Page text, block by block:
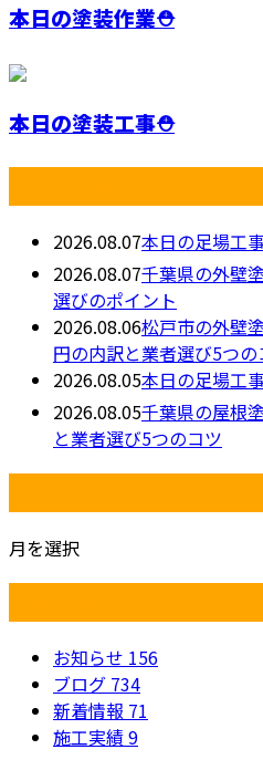
本日の塗装作業⛑️
本日の塗装工事⛑️
2026.08.07本日の足場工
2026.08.07千葉県の外壁
選びのポイント
2026.08.06松戸市の外壁
円の内訳と業者選び5つの
2026.08.05本日の足場工
2026.08.05千葉県の屋根
と業者選び5つのコツ
月を選択
お知らせ 156
ブログ 734
新着情報 71
施工実績9